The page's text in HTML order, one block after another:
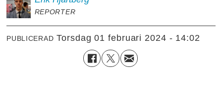
REPORTER
PUBLICERAD torsdag 01 februari 2024 - 14:02